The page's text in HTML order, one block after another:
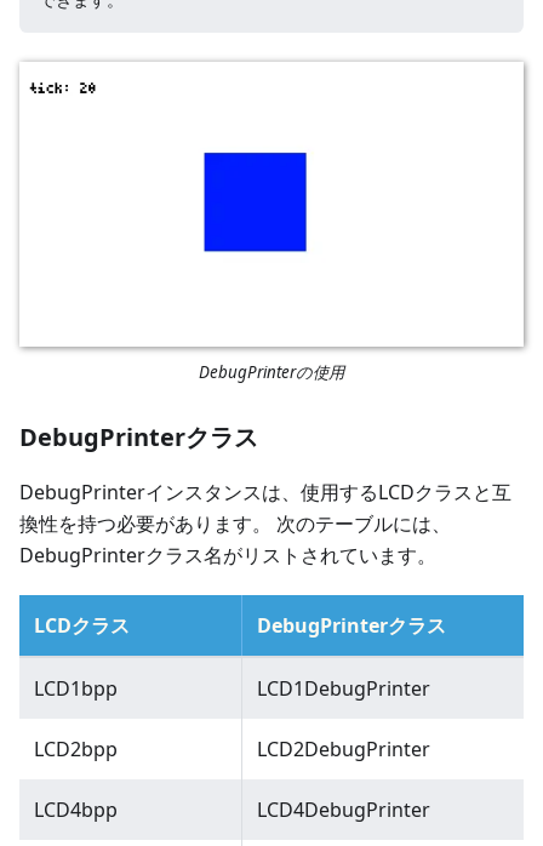
DebugPrinterの使用
DebugPrinterクラス
DebugPrinterインスタンスは、使用するLCDクラスと互
換性を持つ必要があります。 次のテーブルには、
DebugPrinterクラス名がリストされています。
LCDクラス DebugPrinterクラス
LCD1bpp LCD1DebugPrinter
LCD2bpp LCD2DebugPrinter
LCD4bpp LCD4DebugPrinter